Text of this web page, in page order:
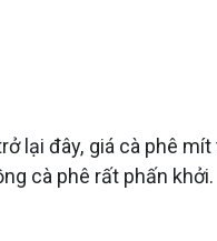
lại đây, giá cà phê
cà phê rất phấn khởi.